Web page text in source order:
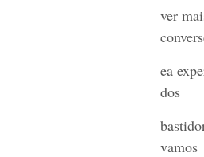
ver
ea
dos
vamos